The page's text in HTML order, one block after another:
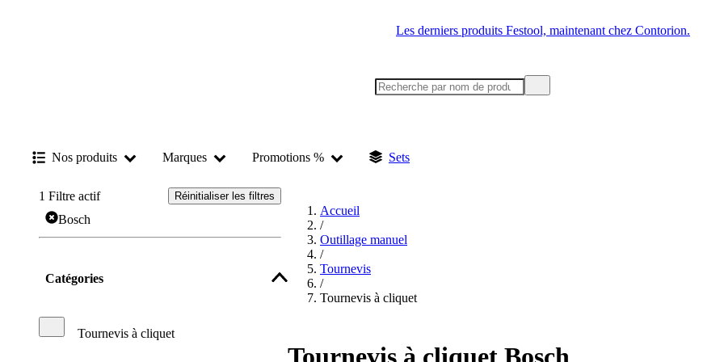
Les derniers produits Festool, maintenant chez Contorion.
Nos produits Marques Promotions % Sets
1 Filtre actif Réinitialiser les filtres
Bosch
Catégories
Tournevis à cliquet
Accueil
/
Outillage manuel
/
Tournevis
/
Tournevis à cliquet